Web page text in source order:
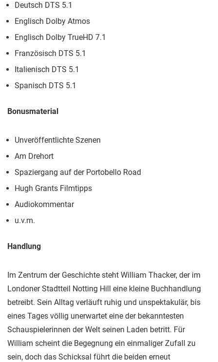
Deutsch DTS 5.1
Englisch Dolby Atmos
Englisch Dolby TrueHD 7.1
Französisch DTS 5.1
Italienisch DTS 5.1
Spanisch DTS 5.1
Bonusmaterial
Unveröffentlichte Szenen
Am Drehort
Spaziergang auf der Portobello Road
Hugh Grants Filmtipps
Audiokommentar
u.v.m.
Handlung
Im Zentrum der Geschichte steht William Thacker, der im
Londoner Stadtteil Notting Hill eine kleine Buchhandlung
betreibt. Sein Alltag verläuft ruhig und unspektakulär, bis
eines Tages völlig unerwartet eine der bekanntesten
Schauspielerinnen der Welt seinen Laden betritt. Für
William scheint die Begegnung ein einmaliger Zufall zu
sein, doch das Schicksal führt die beiden erneut